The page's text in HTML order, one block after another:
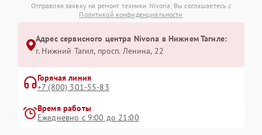
Отправляя заявку на ремонт техники Nivona, Вы соглашаетесь с
Политикой конфиденциальности
Адрес сервисного центра Nivona в Нижнем Тагиле:
г. Нижний Тагил, просп. Ленина, 22
Горячая линия
+7 (800) 301-55-83
Время работы
Ежедневно с 9:00 до 21:00